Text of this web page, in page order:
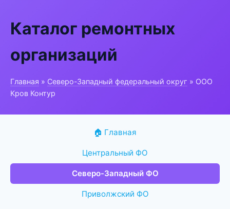
Каталог ремонтных
организаций
Главная » Северо-Западный федеральный округ » ООО
Кров Контур
🏠 Главная
Центральный ФО
Северо-Западный ФО
Приволжский ФО